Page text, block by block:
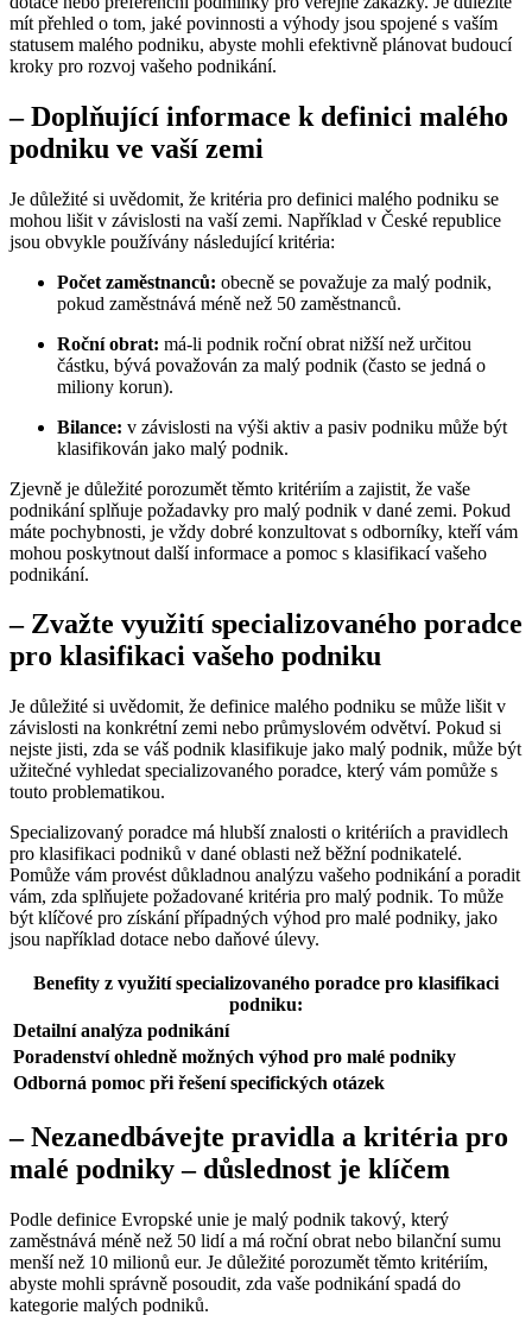
mít přehled o tom, jaké povinnosti a výhody jsou spojené s vaším
statusem malého podniku, abyste mohli efektivně plánovat budoucí
kroky pro rozvoj vašeho podnikání.
– Doplňující informace k definici malého
podniku ve vaší zemi
Je důležité si uvědomit, že kritéria pro definici malého podniku se
mohou lišit v závislosti na vaší zemi. Například v České republice
jsou obvykle používány následující kritéria:
Počet zaměstnanců: obecně se považuje za malý podnik,
pokud zaměstnává méně než 50 zaměstnanců.
Roční obrat: má-li podnik roční obrat nižší než určitou
částku, bývá považován za malý podnik (často se jedná o
miliony korun).
Bilance: v závislosti na výši aktiv a pasiv podniku může být
klasifikován jako malý podnik.
Zjevně je důležité porozumět těmto kritériím a zajistit, že vaše
podnikání splňuje požadavky pro malý podnik v dané zemi. Pokud
máte pochybnosti, je vždy dobré konzultovat s odborníky, kteří vám
mohou poskytnout další informace a pomoc s klasifikací vašeho
podnikání.
– Zvažte využití specializovaného poradce
pro klasifikaci vašeho podniku
Je důležité si uvědomit, že definice malého podniku se může lišit v
závislosti na konkrétní zemi nebo průmyslovém odvětví. Pokud si
nejste jisti, zda se váš podnik klasifikuje jako malý podnik, může být
užitečné vyhledat specializovaného poradce, který vám pomůže s
touto problematikou.
Specializovaný poradce má hlubší znalosti o kritériích a pravidlech
pro klasifikaci podniků v dané oblasti než běžní podnikatelé.
Pomůže vám provést důkladnou analýzu vašeho podnikání a poradit
vám, zda splňujete požadované kritéria pro malý podnik. To může
být klíčové pro získání případných výhod pro malé podniky, jako
jsou například dotace nebo daňové úlevy.
Benefity z využití specializovaného poradce pro klasifikaci
podniku:
Detailní analýza podnikání
Poradenství ohledně možných výhod pro malé podniky
Odborná pomoc při řešení specifických otázek
– Nezanedbávejte pravidla a kritéria pro
malé podniky – důslednost je klíčem
Podle definice Evropské unie je malý podnik takový, který
zaměstnává méně než 50 lidí a má roční obrat nebo bilanční sumu
menší než 10 milionů eur. Je důležité porozumět těmto kritériím,
abyste mohli správně posoudit, zda vaše podnikání spadá do
kategorie malých podniků.